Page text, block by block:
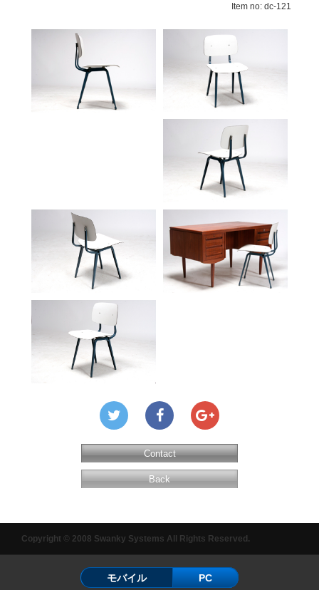
Item no: dc-121
Contact
Back
Copyright © 2008 Swanky Systems All Rights Reserved.
モバイル PC